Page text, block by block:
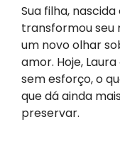
Sua filha,
transformou seu
um novo olhar
amor. Hoje,
sem esforço, o
que dá ainda
preservar.